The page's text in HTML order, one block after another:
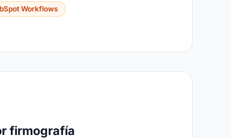
Workflows
firmografía